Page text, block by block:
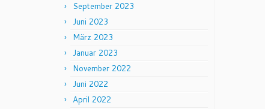
September 2023
Juni 2023
März 2023
Januar 2023
November 2022
Juni 2022
April 2022